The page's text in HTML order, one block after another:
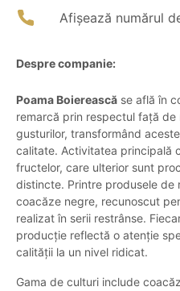
Afișează numărul
Despre companie:
Poama Boierească se află în
remarcă prin respectul față
gusturilor, transformând
calitate. Activitatea principală
fructelor, care ulterior sunt
distincte. Printre produsele de
coacăze negre, recunoscut
realizat în serii restrânse.
producție reflectă o atenție
calității la un nivel ridicat.
Gama de culturi include